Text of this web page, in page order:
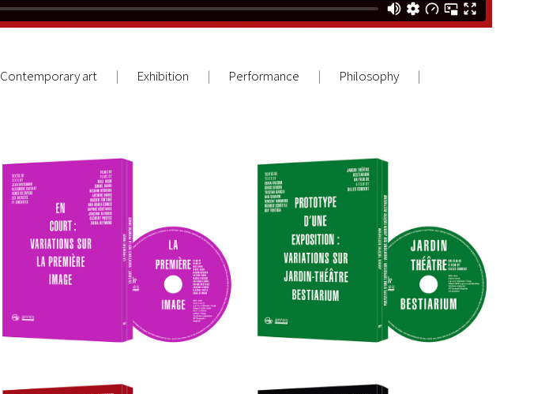
Contemporary art Exhibition Performance
Philosophy
BOOK-DVD BOX SET: En Court :
Variations sur la première
image
BOOK-DVD BOX SET: Prototype
d’une exposition : Variations sur
Jardin-Théâtre Bestiarium